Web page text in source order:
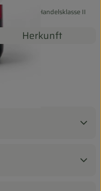
Handelsklasse II
Herkunft